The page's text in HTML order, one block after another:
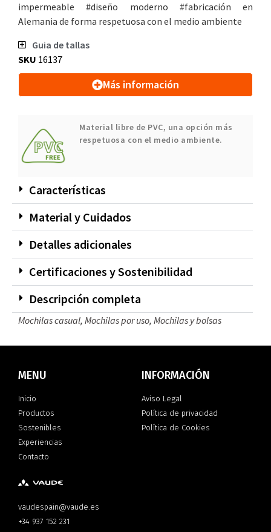
impermeable #diseño moderno #fabricación en
Alemania de forma respetuosa con el medio ambiente
Guia de tallas
SKU 16137
Más información
Material libre de PVC, una opción más
respetuosa con el medio ambiente.
Características
Material y Cuidados
Detalles adicionales
Certificaciones y Sostenibilidad
Descripción completa
Mochilas casual, Mochilas por uso, Mochilas y bolsas
MENU
Inicio
Productos
Sostenibles
Experiencias
Contacto
INFORMACIÓN
Aviso Legal
Política de privacidad
Política de Cookies
vaudespain@vaude.es
+34 937 152 231